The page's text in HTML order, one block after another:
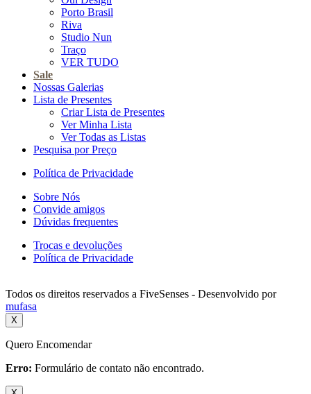
Porto Brasil
Riva
Studio Nun
Traço
VER TUDO
Sale
Nossas Galerias
Lista de Presentes
Criar Lista de Presentes
Ver Minha Lista
Ver Todas as Listas
Pesquisa por Preço
Política de Privacidade
Sobre Nós
Convide amigos
Dúvidas frequentes
Trocas e devoluções
Política de Privacidade
Todos os direitos reservados a FiveSenses - Desenvolvido por
mufasa
X
Quero Encomendar
Erro: Formulário de contato não encontrado.